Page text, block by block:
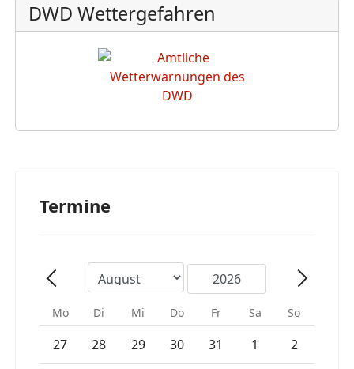
DWD Wettergefahren
Termine
Mo Di Mi Do Fr Sa So
27 28 29 30
Einzelne Veranstaltung
31
Einzelne Veranstaltung
1 2